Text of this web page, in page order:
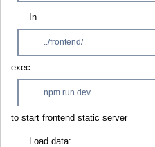
In
../frontend/
exec
npm run dev
to start frontend static server
Load data: